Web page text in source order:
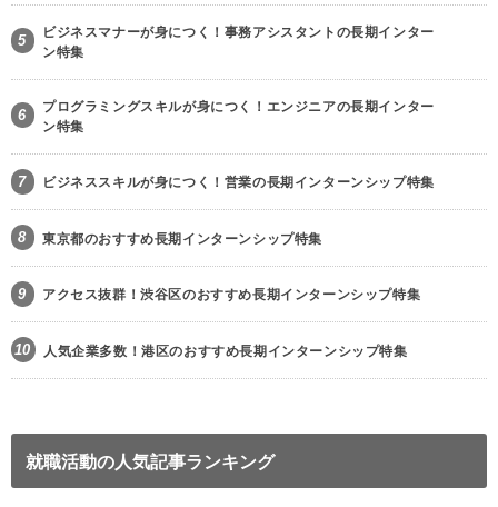
5
ビジネスマナーが身につく！事務アシスタントの長期インター
ン特集
6
プログラミングスキルが身につく！エンジニアの長期インター
ン特集
7 ビジネススキルが身につく！営業の長期インターンシップ特集
8 東京都のおすすめ長期インターンシップ特集
9 アクセス抜群！渋谷区のおすすめ長期インターンシップ特集
10 人気企業多数！港区のおすすめ長期インターンシップ特集
就職活動の人気記事ランキング